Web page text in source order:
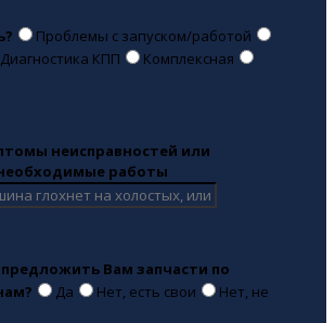
Проблемы с запуском/работой
Диагностика КПП
Комплексная
неисправностей или
работы
Вам запчасти по
Да Нет, есть свои
Нет, не